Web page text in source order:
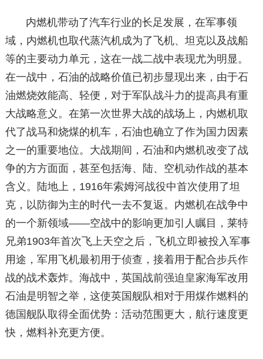
内燃机带动了汽车行业的长足发展，在军事领
域，内燃机也取代蒸汽机成为了飞机、坦克以及战船
等的主要动力单元，这在一战二战中表现尤为明显。
在一战中，石油的战略价值已初步显现出来，由于石
油燃烧效能高、轻便，对于军队战斗力的提高具有重
大战略意义。在第一次世界大战的战场上，内燃机取
代了战马和烧煤的机车，石油也确立了作为国力因素
之一的重要地位。大战期间，石油和内燃机改变了战
争的方方面面，甚至包括海、陆、空机动作战的基本
含义。陆地上，1916年索姆河战役中首次使用了坦
克，以防御为主的时代一去不复返。内燃机在战争中
的一个新领域——空战中的影响更加引人瞩目，莱特
兄弟1903年首次飞上天空之后，飞机立即被投入军事
用途，军用飞机最初用于侦查，接着用于配合步兵作
战的战术轰炸。海战中，英国战前强迫皇家海军改用
石油是明智之举，这使英国舰队相对于用煤作燃料的
德国舰队取得全面优势：活动范围更大，航行速度更
快，燃料补充更方便。